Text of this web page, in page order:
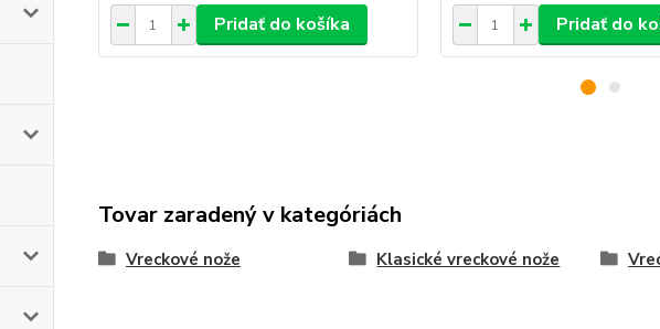
Pridať do košíka Pridať do
Tovar zaradený v kategóriách
Vreckové nože Klasické vreckové nože